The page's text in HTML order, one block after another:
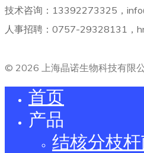
技术咨询：13392273325，
人事招聘：0757-29328131，
© 2026 上海晶诺生物科技有限公
首页
产品
结核分枝